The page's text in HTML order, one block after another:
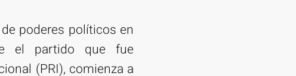
poderes políticos en
el partido que fue
(PRI), comienza a